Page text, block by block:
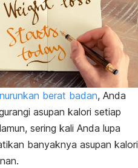
berat badan, Anda
asupan kalori setiap
sering kali Anda lupa
banyaknya asupan kalori